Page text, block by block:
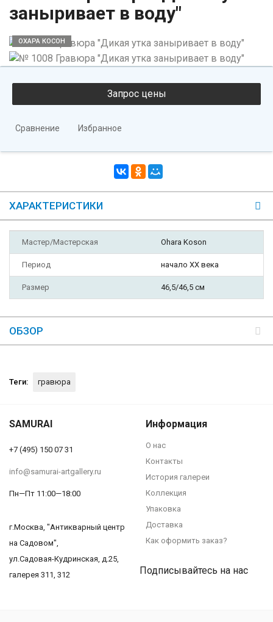
заныривает в воду"
ОХАРА КОСОН
Сравнение Избранное
ХАРАКТЕРИСТИКИ
Мастер/Мастерская Ohara Koson
Период начало XX века
Размер 46,5/46,5 см
ОБЗОР
Теги: гравюра
SAMURAI
+7 (495) 150 07 31
info@samurai-artgallery.ru
Пн—Пт 11:00—18:00
г.Москва, "Антикварный центр
на Садовом",
ул.Садовая-Кудринская, д.25,
галерея 311, 312
Информация
О нас
Контакты
История галереи
Коллекция
Упаковка
Доставка
Как оформить заказ?
Подписывайтесь на нас